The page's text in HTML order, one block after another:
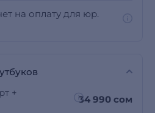
на оплату для юр.
+
34 990 сом